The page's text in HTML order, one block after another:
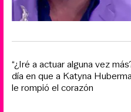
“¿Iré a actuar alguna vez
día en que a Katyna
le rompió el corazón